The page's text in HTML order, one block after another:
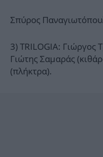
Σπύρος
3) TRILOGIA: Γιώργος
Γιώτης Σαμαράς
(πλήκτρα).